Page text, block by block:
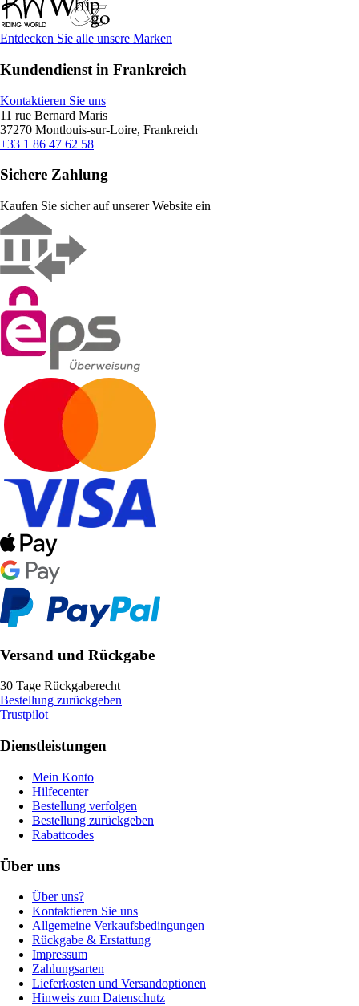
Entdecken Sie alle unsere Marken
Kundendienst in Frankreich
Kontaktieren Sie uns
11 rue Bernard Maris
37270 Montlouis-sur-Loire, Frankreich
+33 1 86 47 62 58
Sichere Zahlung
Kaufen Sie sicher auf unserer Website ein
Versand und Rückgabe
30 Tage Rückgaberecht
Bestellung zurückgeben
Trustpilot
Dienstleistungen
Mein Konto
Hilfecenter
Bestellung verfolgen
Bestellung zurückgeben
Rabattcodes
Über uns
Über uns?
Kontaktieren Sie uns
Allgemeine Verkaufsbedingungen
Rückgabe & Erstattung
Impressum
Zahlungsarten
Lieferkosten und Versandoptionen
Hinweis zum Datenschutz